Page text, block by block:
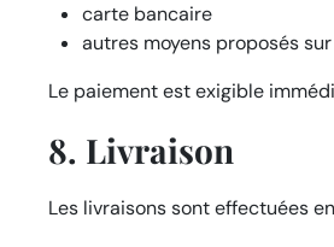
carte bancaire
autres moyens proposés
Le paiement est exigible
8. Livraison
Les livraisons sont effectuées